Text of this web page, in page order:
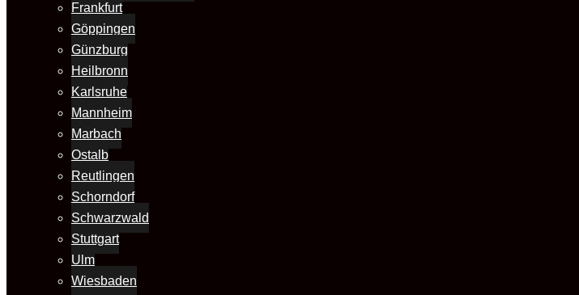
Frankfurt
Göppingen
Günzburg
Heilbronn
Karlsruhe
Mannheim
Marbach
Ostalb
Reutlingen
Schorndorf
Schwarzwald
Stuttgart
Ulm
Wiesbaden